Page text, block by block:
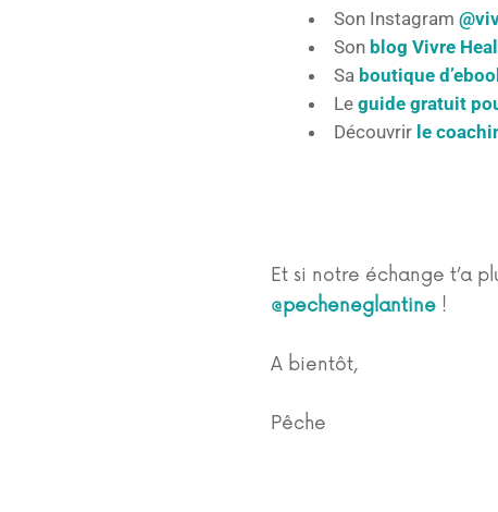
Son Instagram
Son blog Vivre
Sa boutique
Le guide gratuit
Découvrirle
Et si notre échange t’a
@pecheneglantine!
A bientôt,
Pêche